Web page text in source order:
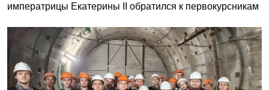
императрицы Екатерины II обратился к первокурсникам